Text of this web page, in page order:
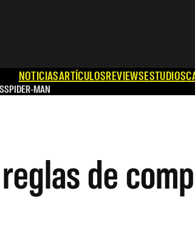
NOTICIASARTÍCULOSREVIEWSESTUDIOS
SPIDER-MAN
de